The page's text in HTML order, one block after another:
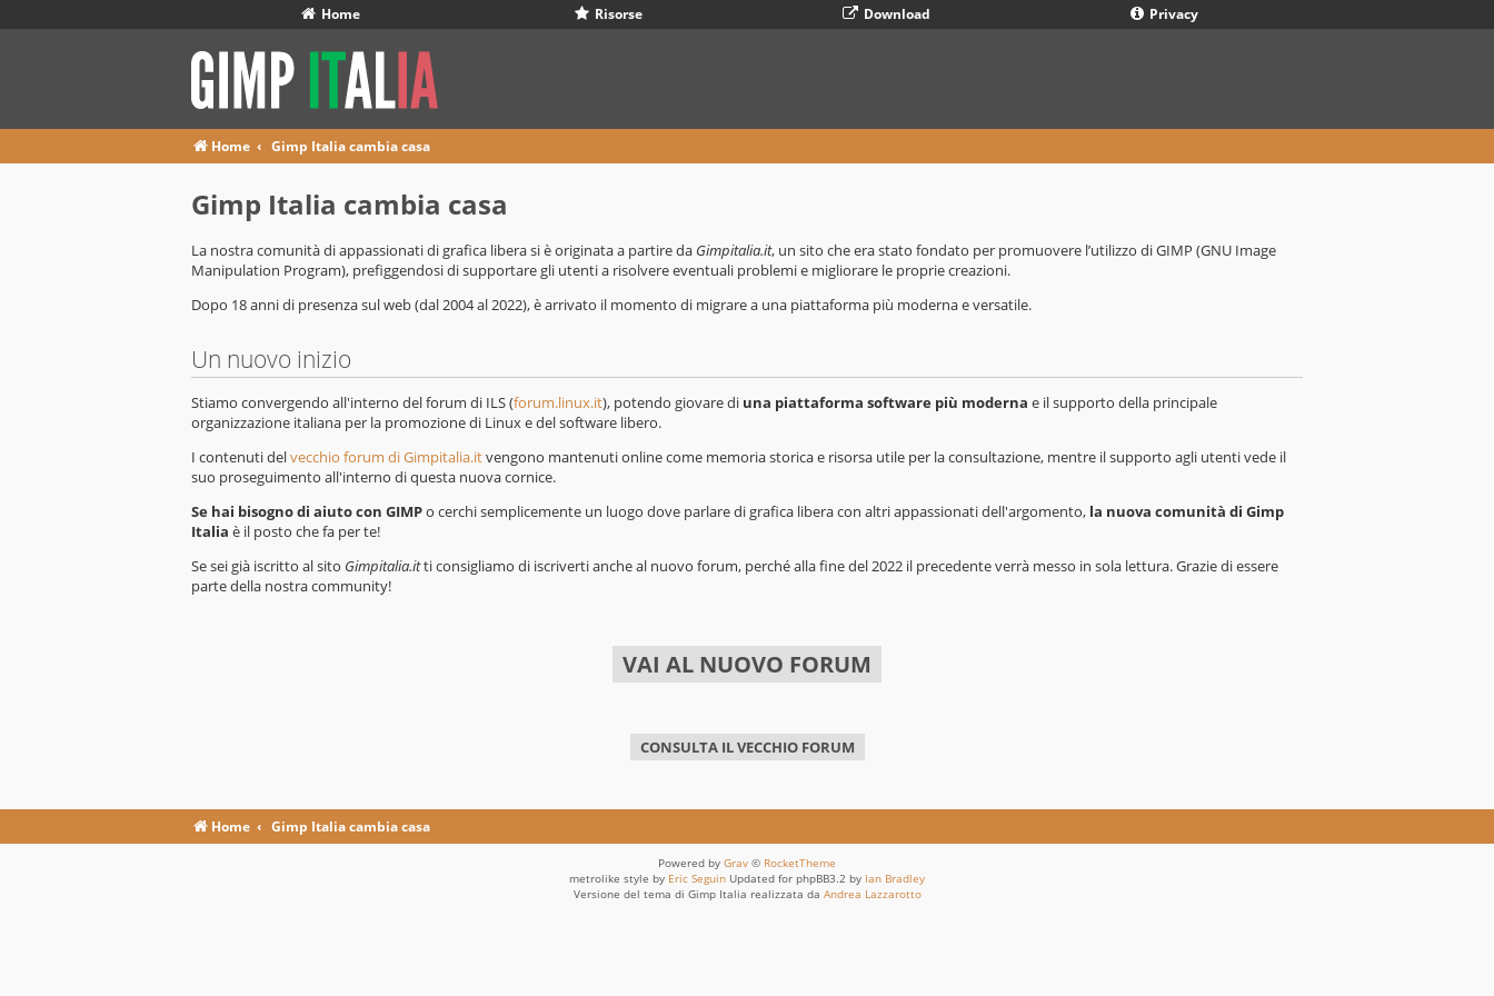
Home Risorse Download Privacy
Home Gimp Italia cambia casa
Gimp Italia cambia casa
La nostra comunità di appassionati di grafica libera si è originata a partire da Gimpitalia.it, un sito che era stato fondato per promuovere l’utilizzo di GIMP (GNU Image
Manipulation Program), prefiggendosi di supportare gli utenti a risolvere eventuali problemi e migliorare le proprie creazioni.
Dopo 18 anni di presenza sul web (dal 2004 al 2022), è arrivato il momento di migrare a una piattaforma più moderna e versatile.
Un nuovo inizio
Stiamo convergendo all'interno del forum di ILS (forum.linux.it), potendo giovare di una piattaforma software più moderna e il supporto della principale
organizzazione italiana per la promozione di Linux e del software libero.
I contenuti delvecchio forum di Gimpitalia.itvengono mantenuti online come memoria storica e risorsa utile per la consultazione, mentre il supporto agli utenti vede il
suo proseguimento all'interno di questa nuova cornice.
Se hai bisogno di aiuto con GIMPo cerchi semplicemente un luogo dove parlare di grafica libera con altri appassionati dell'argomento, la nuova comunità di Gimp
Italia è il posto che fa per te!
Se sei già iscritto al sito Gimpitalia.itti consigliamo di iscriverti anche al nuovo forum, perché alla fine del 2022 il precedente verrà messo in sola lettura. Grazie di essere
parte della nostra community!
VAI AL NUOVO FORUM
CONSULTA IL VECCHIO FORUM
Home Gimp Italia cambia casa
Powered by Grav © RocketTheme
metrolike style by Eric Seguin Updated for phpBB3.2 by Ian Bradley
Versione del tema di Gimp Italia realizzata da Andrea Lazzarotto